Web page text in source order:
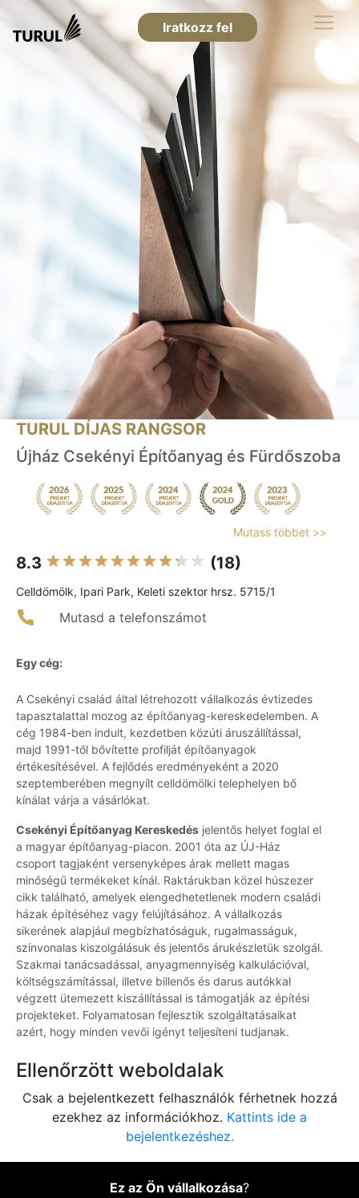
Iratkozz fel
TURUL DÍJAS RANGSOR
Újház Csekényi Építőanyag és Fürdőszoba
Mutass többet >>
8.3 (18)
Celldömölk, Ipari Park, Keleti szektor hrsz. 5715/1
Mutasd a telefonszámot
Egy cég:
A Csekényi család által létrehozott vállalkozás évtizedes
tapasztalattal mozog az építőanyag-kereskedelemben. A
cég 1984-ben indult, kezdetben közúti áruszállítással,
majd 1991-től bővítette profilját építőanyagok
értékesítésével. A fejlődés eredményeként a 2020
szeptemberében megnyílt celldömölki telephelyen bő
kínálat várja a vásárlókat.
Csekényi Építőanyag Kereskedés jelentős helyet foglal el
a magyar építőanyag-piacon. 2001 óta az ÚJ-Ház
csoport tagjaként versenyképes árak mellett magas
minőségű termékeket kínál. Raktárukban közel húszezer
cikk található, amelyek elengedhetetlenek modern családi
házak építéséhez vagy felújításához. A vállalkozás
sikerének alapjául megbízhatóságuk, rugalmasságuk,
színvonalas kiszolgálásuk és jelentős árukészletük szolgál.
Szakmai tanácsadással, anyagmennyiség kalkulációval,
költségszámítással, illetve billenős és darus autókkal
végzett ütemezett kiszállítással is támogatják az építési
projekteket. Folyamatosan fejlesztik szolgáltatásaikat
azért, hogy minden vevői igényt teljesíteni tudjanak.
Ellenőrzött weboldalak
Csak a bejelentkezett felhasználók férhetnek hozzá
ezekhez az információkhoz. Kattints ide a
bejelentkezéshez.
Ez az Ön vállalkozása?